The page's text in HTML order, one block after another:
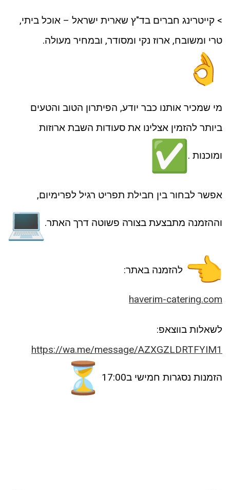
> קייטרינג חברים בד"ץ שארית ישראל – אוכל ביתי,
טרי ומשובח, ארוז נקי ומסודר, ובמחיר מעולה.
מי שמכיר אותנו כבר יודע, הפיתרון הטוב והטעים
ביותר להזמין אצלינו את סעודות השבת ארוזות
ומוכנות .
אפשר לבחור בין חבילת תפריט רגיל לפרימיום,
וההזמנה מתבצעת בצורה פשוטה דרך האתר.
להזמנה באתר:
haverim-catering.com
לשאלות בווצאפ:
https://wa.me/message/AZXGZLDRTFYIM1
הזמנות נסגרות חמישי ב17:00